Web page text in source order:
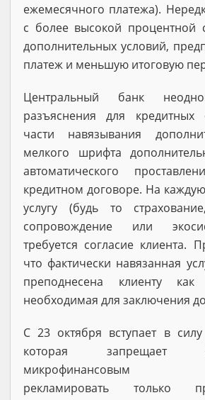
ежемесячного платежа).
с более высокой процентной
дополнительных условий,
платеж и меньшую итоговую
Центральный банк
разъяснения для кредитных
части навязывания
мелкого шрифта
автоматического
кредитном договоре. На
услугу (будь то
сопровождение или
требуется согласие клиента.
что фактически навязанная
преподнесена клиенту как
необходимая для заключения
С 23 октября вступает в
которая
микрофинансовым
рекламировать только